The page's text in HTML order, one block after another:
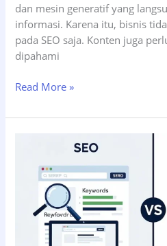
dan mesin generatif yang
informasi. Karena itu, bisnis
pada SEO saja. Konten juga
dipahami
Cara
Konten
Sekaligus
Read More »